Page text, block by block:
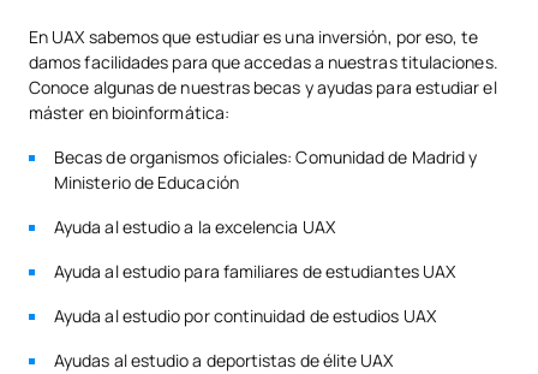
En UAX sabemos que estudiar es una inversión, por eso, te
damos facilidades para que accedas a nuestras titulaciones.
Conoce algunas de nuestras becas y ayudas para estudiar el
máster en bioinformática:
Becas de organismos oficiales: Comunidad de Madrid y
Ministerio de Educación
Ayuda al estudio a la excelencia UAX
Ayuda al estudio para familiares de estudiantes UAX
Ayuda al estudio por continuidad de estudios UAX
Ayudas al estudio a deportistas de élite UAX